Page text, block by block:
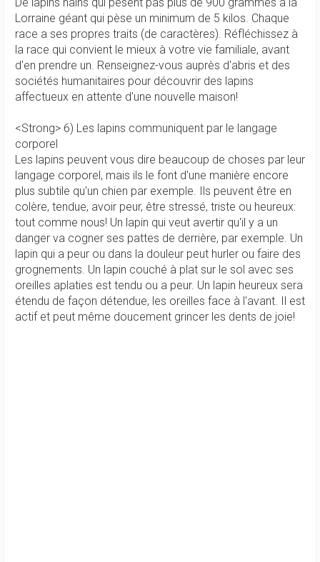
Lorraine géant qui pèse un minimum de 5 kilos. Chaque
race a ses propres traits (de caractères). Réfléchissez à
la race qui convient le mieux à votre vie familiale, avant
d'en prendre un. Renseignez-vous auprès d'abris et des
sociétés humanitaires pour découvrir des lapins
affectueux en attente d'une nouvelle maison!
<Strong> 6) Les lapins communiquent par le langage
corporel
Les lapins peuvent vous dire beaucoup de choses par leur
langage corporel, mais ils le font d'une manière encore
plus subtile qu'un chien par exemple. Ils peuvent être en
colère, tendue, avoir peur, être stressé, triste ou heureux:
tout comme nous! Un lapin qui veut avertir qu'il y a un
danger va cogner ses pattes de derrière, par exemple. Un
lapin qui a peur ou dans la douleur peut hurler ou faire des
grognements. Un lapin couché à plat sur le sol avec ses
oreilles aplaties est tendu ou a peur. Un lapin heureux sera
étendu de façon détendue, les oreilles face à l'avant. Il est
actif et peut même doucement grincer les dents de joie!